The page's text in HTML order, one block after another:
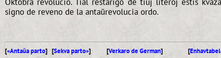
Oktobra revolucio. Tial restarigo de tiuj literoj estis
signo de reveno de la antaŭrevolucia ordo.
[«Antaŭa parto] [Sekva parto»] [Verkaro de German] [